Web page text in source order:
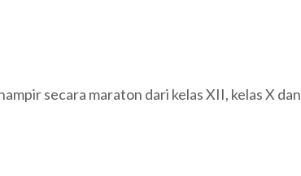
secara maraton dari kelas XII, kelas X dan